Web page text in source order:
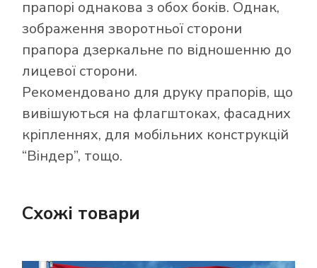
прапорі однакова з обох боків. Однак,
зображення зворотньої сторони
прапора дзеркальне по відношенню до
лицевої сторони.
Рекомендовано для друку прапорів, що
вивішуються на флагштоках, фасадних
кріпленнях, для мобільних конструкцій
“Віндер”, тощо.
Схожі товари